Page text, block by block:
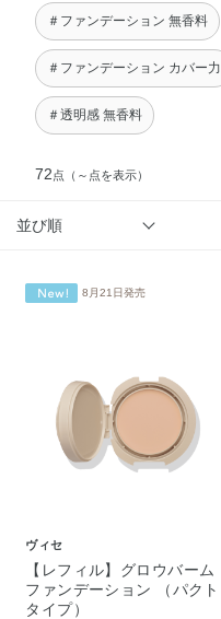
＃ファンデーション 無香料
＃ファンデーション カバー力
＃透明感 無香料
72点 （～点を表示）
並び順
8月21日発売
ヴィセ
【レフィル】グロウバーム
ファンデーション （パクト
タイプ）